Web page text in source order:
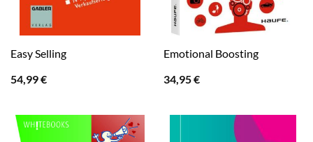
Easy Selling
54,99€
Emotional Boosting
34,95€